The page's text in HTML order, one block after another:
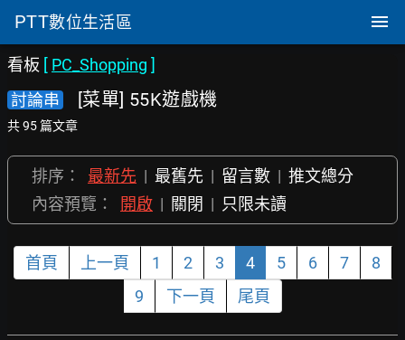
PTT數位生活區
看板 [ PC_Shopping ]
討論串
[菜單] 55K遊戲機
共 95 篇文章
排序： 最新先 | 最舊先 | 留言數 | 推文總分
內容預覽：
開啟 | 關閉 | 只限未讀
首頁 上一頁 1 2 3 4 5 6 7
8
9
下一頁 尾頁